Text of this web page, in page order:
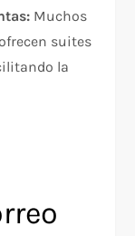
Muchos
suites
la